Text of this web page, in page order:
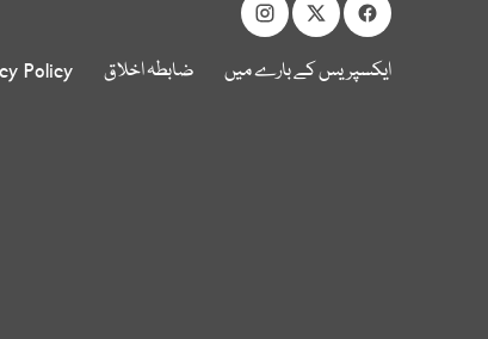
ایکسپریس کے بارے میں ضابطہ اخلاق Policy